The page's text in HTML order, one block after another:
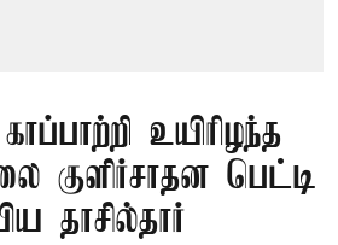
உயிரிழந்த
குளிர்சாதன பெட்டி
தாசில்தார்